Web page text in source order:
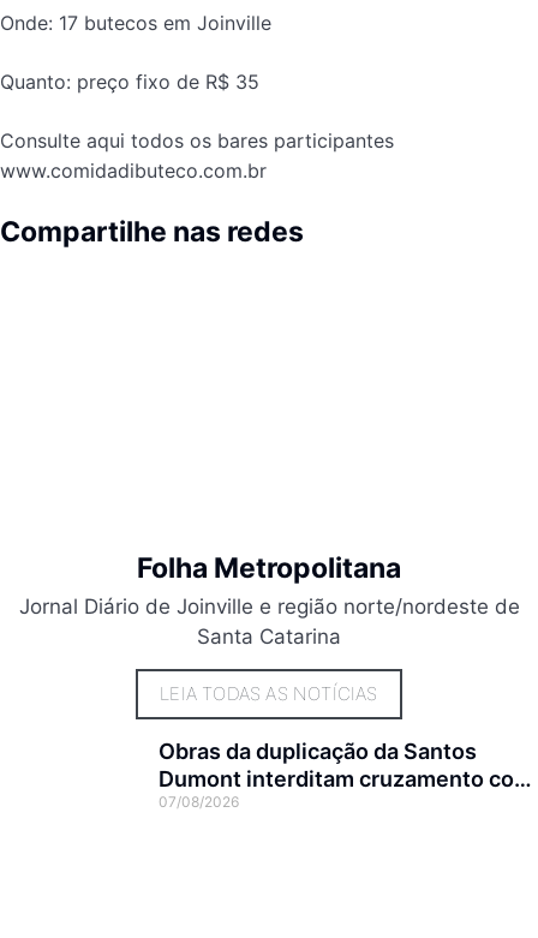
Onde: 17 butecos em Joinville
Quanto: preço fixo de R$ 35
Consulte aqui todos os bares participantes
www.comidadibuteco.com.br
Compartilhe nas redes
Folha Metropolitana
Jornal Diário de Joinville e região norte/nordeste de
Santa Catarina
LEIA TODAS AS NOTÍCIAS
Obras da duplicação da Santos
Dumont interditam cruzamento com
a rua Otto Nass
07/08/2026